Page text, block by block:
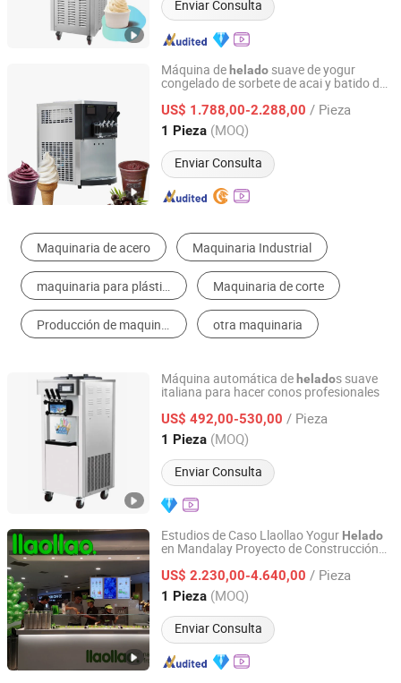
Enviar Consulta
Máquina de heladosuave de yogur
congelado de sorbete de acai y batido de
US$ 1.788,00-2.288,00 / Pieza
1 Pieza (MOQ)
Enviar Consulta
WELLCOOLING INTELLIGENT TECHNOLOGY (JM) CO.,
LTD.
Guangdong, China Desde 2016
Maquinaria de Tentempié
Línea de Producción de Alimento, Bebida y Cereal Maquinaria de Elaboración de Productos Lácteos
Equipamiento de Cocción y Horneado
Máquina automática dehelados suave
italiana para hacer conos profesionales
US$ 492,00-530,00 / Pieza
1 Pieza (MOQ)
Enviar Consulta
Guangzhou Longterm Kitchen Equipment Co., Limited
Guangdong, China Desde 2021
Estudios de Caso Llaollao Yogur Helado
en Mandalay Proyecto de Construcción
Gelato
US$ 2.230,00-4.640,00 / Pieza
1 Pieza (MOQ)
Enviar Consulta
Guangzhou Nantian Sources Co., Ltd.
Guangdong, China Desde 2011